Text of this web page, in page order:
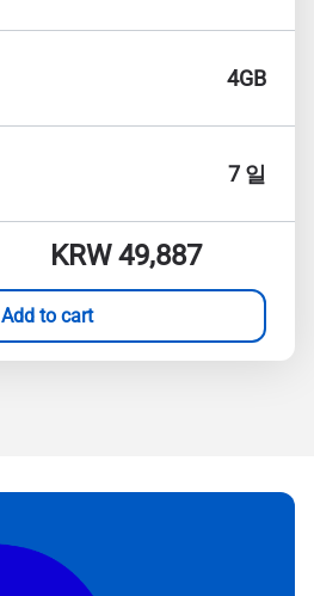
4GB
7 일
KRW 49,887
Add to cart